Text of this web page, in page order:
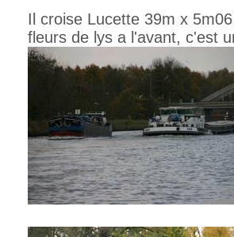
Il croise Lucette 39m x
fleurs de lys a l'avant, c'est